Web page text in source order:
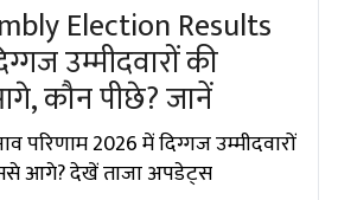
Election Results
उम्मीदवारों की
कौन पीछे? जानें
परिणाम 2026 में दिग्गज उम्मीदवारों
आगे? देखें ताजा अपडेट्स